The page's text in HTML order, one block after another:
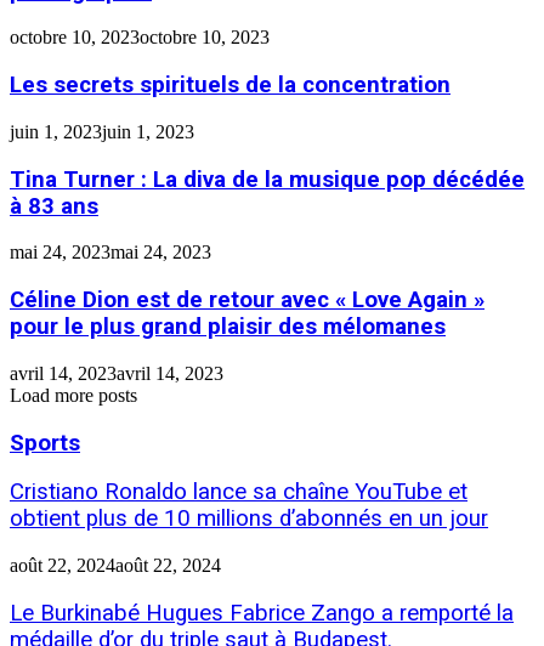
octobre 10, 2023octobre 10, 2023
Les secrets spirituels de la concentration
juin 1, 2023juin 1, 2023
Tina Turner : La diva de la musique pop décédée
à 83 ans
mai 24, 2023mai 24, 2023
Céline Dion est de retour avec « Love Again »
pour le plus grand plaisir des mélomanes
avril 14, 2023avril 14, 2023
Load more posts
Sports
Cristiano Ronaldo lance sa chaîne YouTube et
obtient plus de 10 millions d’abonnés en un jour
août 22, 2024août 22, 2024
Le Burkinabé Hugues Fabrice Zango a remporté la
médaille d’or du triple saut à Budapest.